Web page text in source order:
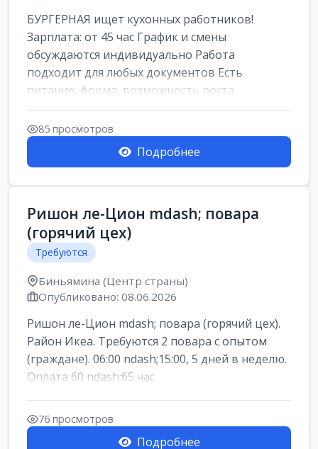
БУРГЕРНАЯ ищет кухонных работников!
Зарплата: от 45 час График и смены
обсуждаются индивидуально Работа
подходит для любых документов Есть
питание, форма, возможность роста
Подробности по телефону 966...
85 просмотров
Подробнее
Ришон ле-Цион mdash; повара
(горячий цех)
Требуются
Биньямина (Центр страны)
Опубликовано: 08.06.2026
Ришон ле-Цион mdash; повара (горячий цех).
Район Икеа. Требуются 2 повара с опытом
(граждане). 06:00 ndash;15:00, 5 дней в неделю.
Оплата 60 ndash;65 час
76 просмотров
Подробнее